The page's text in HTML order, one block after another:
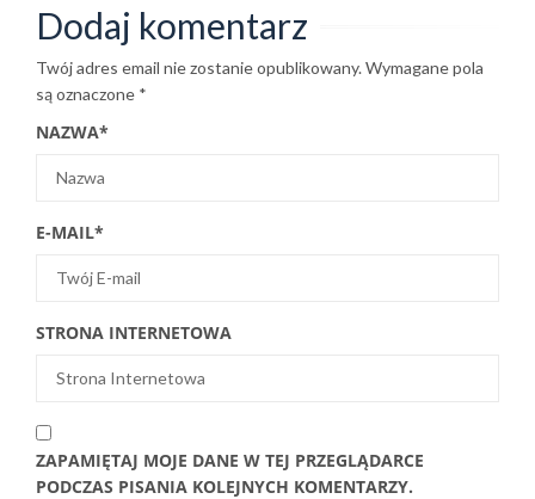
Dodaj komentarz
Twój adres email nie zostanie opublikowany.Wymagane pola
są oznaczone *
NAZWA*
E-MAIL*
STRONA INTERNETOWA
ZAPAMIĘTAJ MOJE DANE W TEJ PRZEGLĄDARCE
PODCZAS PISANIA KOLEJNYCH KOMENTARZY.